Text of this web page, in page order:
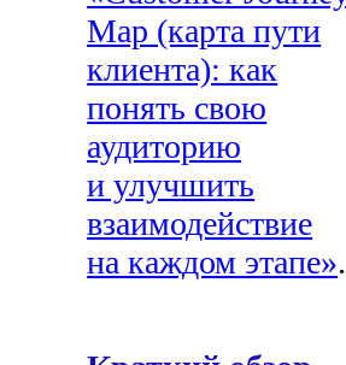
Map (карта пути
клиента): как
понять свою
аудиторию
и улучшить
взаимодействие
на каждом этапе».